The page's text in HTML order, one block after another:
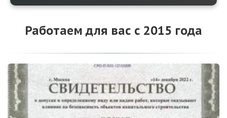
Работаем для вас с 2015 года